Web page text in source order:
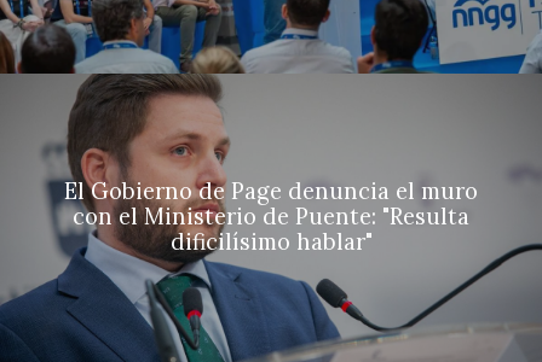
El Gobierno de Page denuncia el muro
con el Ministerio de Puente: "Resulta
dificilísimo hablar"